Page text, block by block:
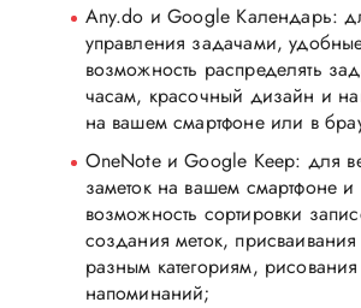
Any.do и Google Календарь:
управления задачами,
возможность распределять
часам, красочный дизайн и
на вашем смартфоне или в
OneNote и Google Keep: для
заметок на вашем смартфоне и
возможность сортировки
создания меток, присваивания
разным категориям,
напоминаний;